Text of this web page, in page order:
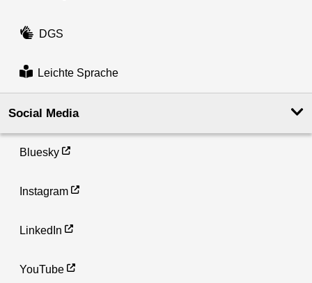
DGS
Leichte Sprache
Social Media
Bluesky
Instagram
LinkedIn
YouTube